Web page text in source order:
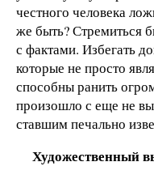
честного человека
же быть? Стремиться
с фактами. Избегать
которые не просто
способны ранить
произошло с еще не
ставшим печально
Художественный